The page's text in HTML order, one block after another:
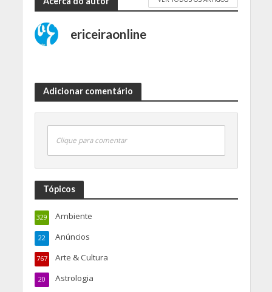
ericeiraonline
Adicionar comentário
Clique para comentar
Tópicos
Ambiente
329
Anúncios
22
Arte & Cultura
767
Astrologia
20